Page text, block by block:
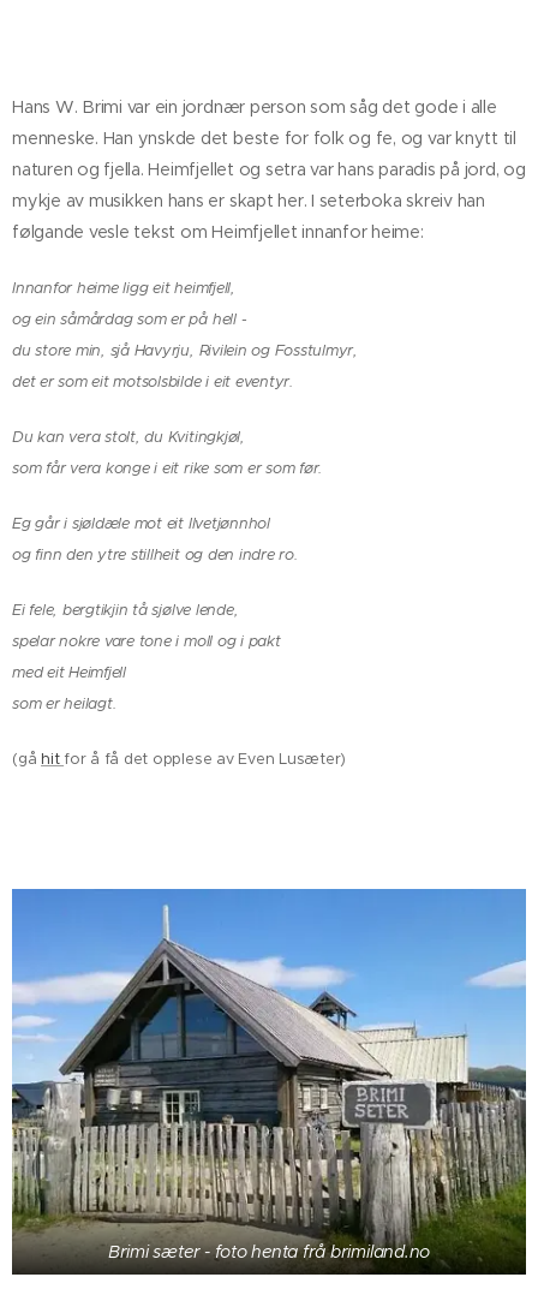
Hans W. Brimi var ein jordnær person som såg det gode i alle
menneske. Han ynskde det beste for folk og fe, og var knytt til
naturen og fjella. Heimfjellet og setra var hans paradis på jord, og
mykje av musikken hans er skapt her. I seterboka skreiv han
følgande vesle tekst om Heimfjellet innanfor heime:
Innanfor heime ligg eit heimfjell,
og ein såmårdag som er på hell -
du store min, sjå Havyrju, Rivilein og Fosstulmyr,
det er som eit motsolsbilde i eit eventyr.
Du kan vera stolt, du Kvitingkjøl,
som får vera konge i eit rike som er som før.
Eg går i sjøldæle mot eit Ilvetjønnhol
og finn den ytre stillheit og den indre ro.
Ei fele, bergtikjin tå sjølve lende,
spelar nokre vare tone i moll og i pakt
med eit Heimfjell
som er heilagt.
(gå hit for å få det opplese av Even Lusæter)
Brimi sæter - foto henta frå brimiland.no